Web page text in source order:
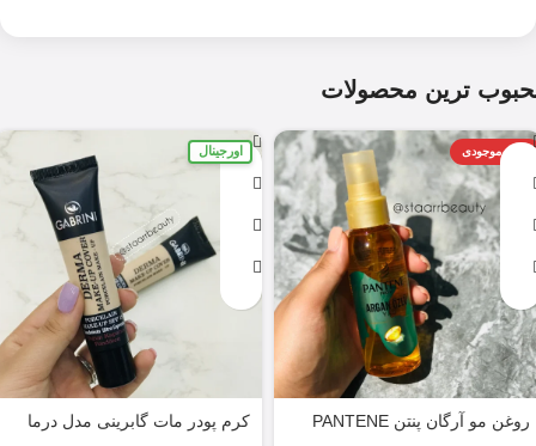
ترین محصولات
اتمام موجودی
روغن مو آرگان پنتن PANTENE
اورجینال
کرم پودر مات گابرینی مدل درما